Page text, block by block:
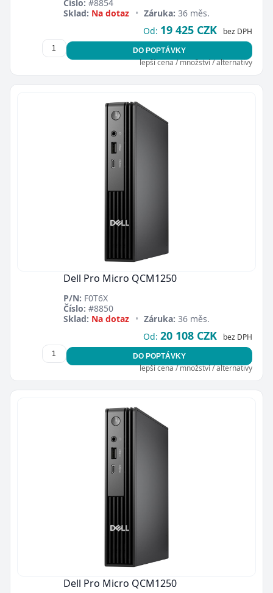
Číslo: #8854
Sklad: Na dotaz • Záruka: 36 měs.
Od: 19 425 CZK bez DPH
DO POPTÁVKY
lepší cena / množství / alternativy
Dell Pro Micro QCM1250
P/N: F0T6X
Číslo: #8850
Sklad: Na dotaz • Záruka: 36 měs.
Od: 20 108 CZK bez DPH
DO POPTÁVKY
lepší cena / množství / alternativy
Dell Pro Micro QCM1250